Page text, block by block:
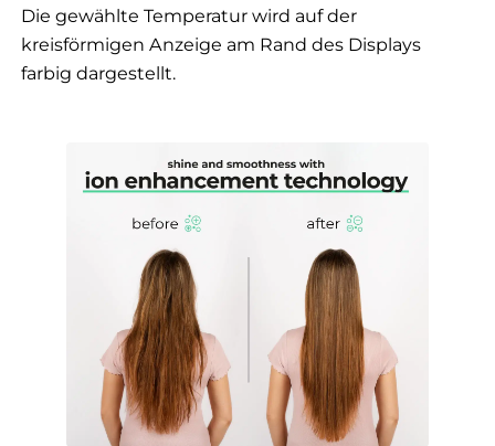
Die gewählte Temperatur wird auf der
kreisförmigen Anzeige am Rand des Displays
farbig dargestellt.